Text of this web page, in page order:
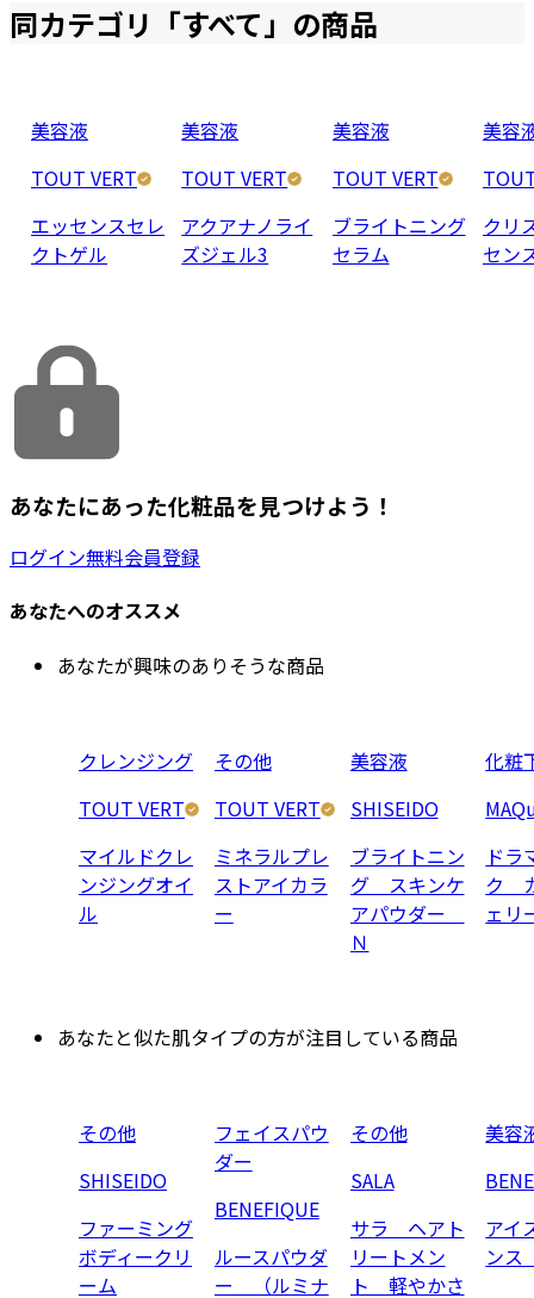
同カテゴリ「すべて 」の商品
美容液
TOUT VERT
エッセンスセレ
クトゲル
美容液
TOUT VERT
アクアナノライ
ズジェル3
美容液
TOUT VERT
ブライトニング
セラム
美容
クリ
セン
あなたにあった化粧品を見つけよう！
ログイン無料会員登録
あなたへのオススメ
あなたが興味のありそうな商品
クレンジング
TOUT VERT
マイルドクレ
ンジングオイ
ル
その他
TOUT VERT
ミネラルプレ
ストアイカラ
ー
美容液
SHISEIDO
ブライトニン
グ スキンケ
アパウダー
Ｎ
化粧
ドラ
ク
ェ
あなたと似た肌タイプの方が注目している商品
その他
SHISEIDO
ファーミング
ボディークリ
ーム
フェイスパウ
ダー
BENEFIQUE
ルースパウダ
ー （ルミナ
その他
SALA
サラ ヘアト
リートメン
ト 軽やかさ
美容
アイ
ン